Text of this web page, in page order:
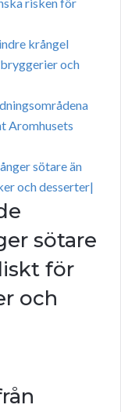
krångel
och
Aromhusets
sötare än
och desserter|
sötare
för
och